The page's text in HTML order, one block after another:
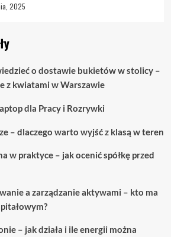
2025
o dostawie bukietów w stolicy –
z kwiatami w Warszawie
dla Pracy i Rozrywki
– dlaczego warto wyjść z klasą w teren
w praktyce – jak ocenić spółkę przed
a zarządzanie aktywami – kto ma
– jak działa i ile energii można